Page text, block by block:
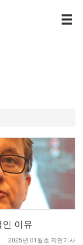
이유
2025년 01월호 지면기사